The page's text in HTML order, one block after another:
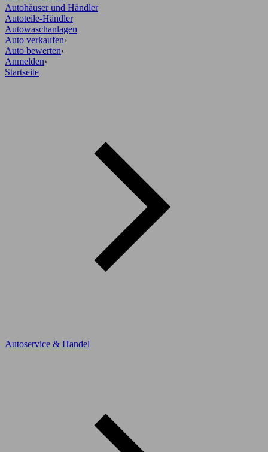
Autohäuser und Händler
Autoteile-Händler
Autowaschanlagen
Auto verkaufen›
Auto bewerten›
Anmelden›
Startseite
Autoservice & Handel